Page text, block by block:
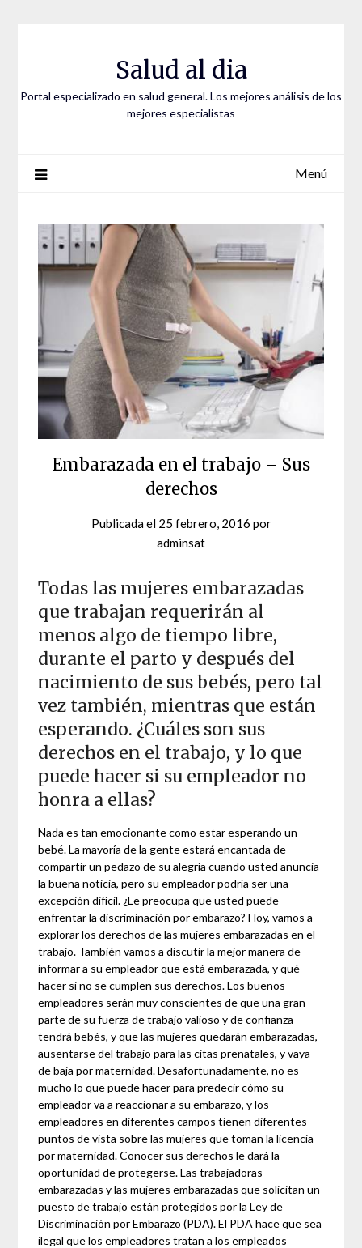
Salud al dia
Portal especializado en salud general. Los mejores análisis de los
mejores especialistas
Menú
Embarazada en el trabajo – Sus
derechos
Publicada el 25 febrero, 2016 por
adminsat
Todas las mujeres embarazadas
que trabajan requerirán al
menos algo de tiempo libre,
durante el parto y después del
nacimiento de sus bebés, pero tal
vez también, mientras que están
esperando. ¿Cuáles son sus
derechos en el trabajo, y lo que
puede hacer si su empleador no
honra a ellas?
Nada es tan emocionante como estar esperando un
bebé. La mayoría de la gente estará encantada de
compartir un pedazo de su alegría cuando usted anuncia
la buena noticia, pero su empleador podría ser una
excepción difícil. ¿Le preocupa que usted puede
enfrentar la discriminación por embarazo? Hoy, vamos a
explorar los derechos de las mujeres embarazadas en el
trabajo. También vamos a discutir la mejor manera de
informar a su empleador que está embarazada, y qué
hacer si no se cumplen sus derechos. Los buenos
empleadores serán muy conscientes de que una gran
parte de su fuerza de trabajo valioso y de confianza
tendrá bebés, y que las mujeres quedarán embarazadas,
ausentarse del trabajo para las citas prenatales, y vaya
de baja por maternidad. Desafortunadamente, no es
mucho lo que puede hacer para predecir cómo su
empleador va a reaccionar a su embarazo, y los
empleadores en diferentes campos tienen diferentes
puntos de vista sobre las mujeres que toman la licencia
por maternidad. Conocer sus derechos le dará la
oportunidad de protegerse. Las trabajadoras
embarazadas y las mujeres embarazadas que solicitan un
puesto de trabajo están protegidos por la Ley de
Discriminación por Embarazo (PDA). El PDA hace que sea
ilegal que los empleadores tratan a los empleados